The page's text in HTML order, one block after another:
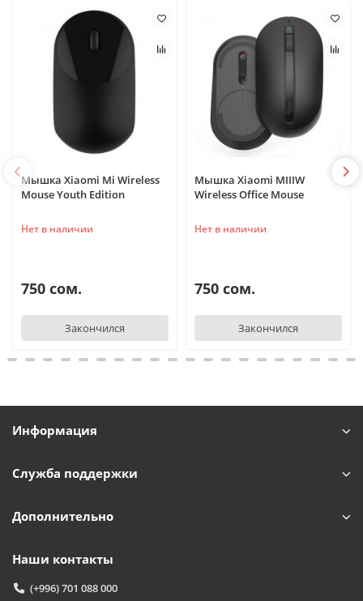
Мышка Xiaomi Mi Wireless
Mouse Youth Edition
Нет в наличии
750 сом.
Закончился
Мышка Xiaomi MIIIW
Wireless Office Mouse
Нет в наличии
750 сом.
Закончился
Информация
Служба поддержки
Дополнительно
Наши контакты
(+996) 701 088 000